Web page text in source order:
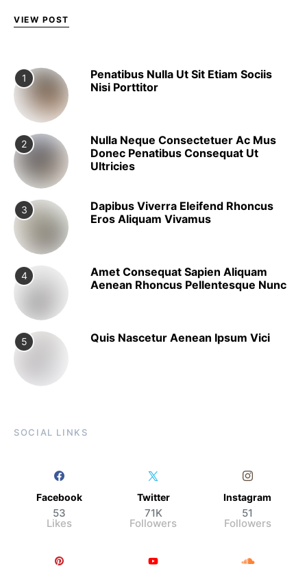
VIEW POST
1
Penatibus Nulla Ut Sit Etiam Sociis
Nisi Porttitor
2
Nulla Neque Consectetuer Ac Mus
Donec Penatibus Consequat Ut
Ultricies
3
Dapibus Viverra Eleifend Rhoncus
Eros Aliquam Vivamus
4
Amet Consequat Sapien Aliquam
Aenean Rhoncus Pellentesque Nunc
5 Quis Nascetur Aenean Ipsum Vici
SOCIAL LINKS
Facebook
53
Likes
Twitter
71K
Followers
Instagram
51
Followers